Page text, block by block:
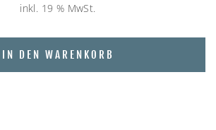
inkl. 19 % MwSt.
IN DEN WARENKORB